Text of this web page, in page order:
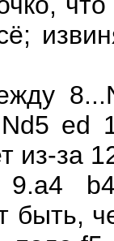
ed
из-за
9.a4
быть,